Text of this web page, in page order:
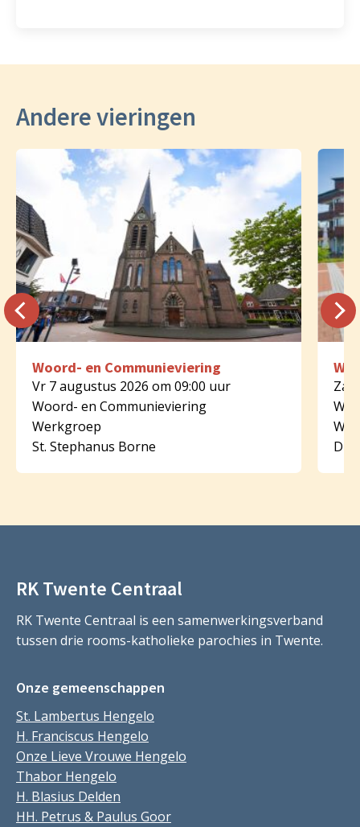
Andere vieringen
Woord- en Communieviering
Vr 7 augustus 2026 om 09:00 uur
Woord- en Communieviering
Werkgroep
St. Stephanus Borne
Za
RK Twente Centraal
RK Twente Centraal is een samenwerkingsverband
tussen drie rooms-katholieke parochies in Twente.
Onze gemeenschappen
St. Lambertus Hengelo
H. Franciscus Hengelo
Onze Lieve Vrouwe Hengelo
Thabor Hengelo
H. Blasius Delden
HH. Petrus & Paulus Goor